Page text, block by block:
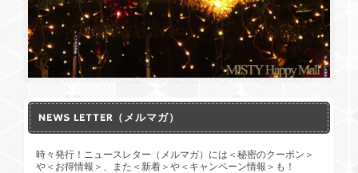
NEWS LETTER（メルマガ）
時々発行！ニュースレター（メルマガ）には＜秘密のクーポン＞
や＜お得情報＞、また＜新着＞や＜キャンペーン情報＞も！